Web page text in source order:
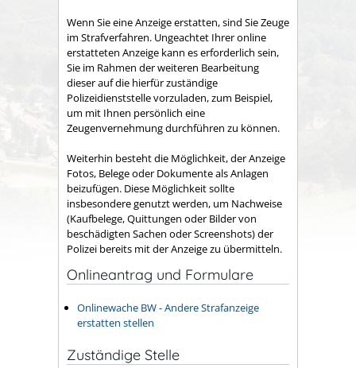
Wenn Sie eine Anzeige erstatten, sind Sie Zeuge
im Strafverfahren. Ungeachtet Ihrer online
erstatteten Anzeige kann es erforderlich sein,
Sie im Rahmen der weiteren Bearbeitung
dieser auf die hierfür zuständige
Polizeidienststelle vorzuladen, zum Beispiel,
um mit Ihnen persönlich eine
Zeugenvernehmung durchführen zu können.
Weiterhin besteht die Möglichkeit, der Anzeige
Fotos, Belege oder Dokumente als Anlagen
beizufügen. Diese Möglichkeit sollte
insbesondere genutzt werden, um Nachweise
(Kaufbelege, Quittungen oder Bilder von
beschädigten Sachen oder Screenshots) der
Polizei bereits mit der Anzeige zu übermitteln.
Onlineantrag und Formulare
Onlinewache BW - Andere Strafanzeige
erstatten stellen
Zuständige Stelle